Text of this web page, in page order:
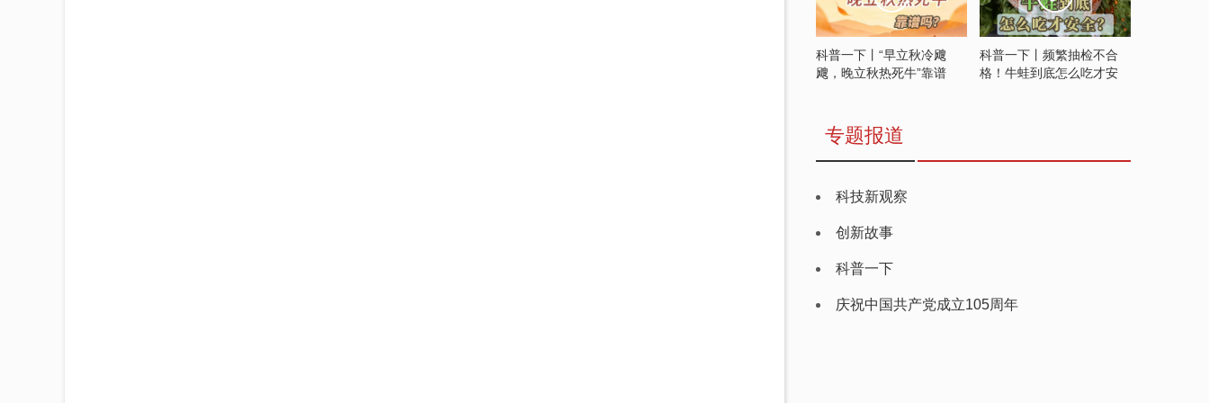
科普一下丨“早立秋冷飕
飕，晚立秋热死牛”靠谱
科普一下丨频繁抽检不合
格！牛蛙到底怎么吃才安
专题报道
科技新观察
创新故事
科普一下
庆祝中国共产党成立105周年